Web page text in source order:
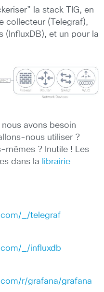
la stack TIG, en
collecteur (Telegraf),
(InfluxDB), et un pour la
avons besoin
nous utiliser ?
mêmes ? Inutile ! Les
dans la
librairie
_/telegraf
_/influxdb
r/grafana/grafana